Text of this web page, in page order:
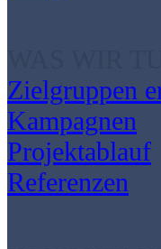
Zielgruppen
Kampagnen
Projektablauf
Referenzen